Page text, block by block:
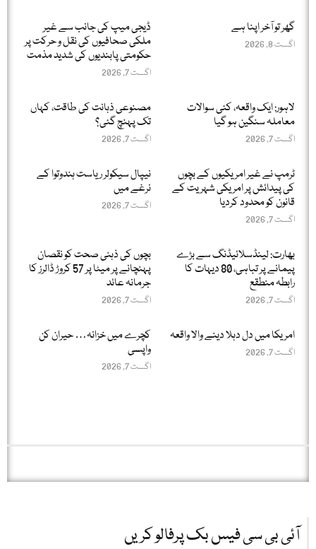
گھر تو آخر اپنا ہے
اگست 8, 2026
ڈیجی میپ کی جانب سے غیر
ملکی صحافیوں کی نقل و حرکت پر
حکومتی پابندیوں کی شدید مذمت
اگست 7, 2026
لاہور: ایک واقعہ، کئی سوالات
معاملہ سنگین ہو گیا
اگست 7, 2026
مصنوعی ذہانت کی طاقت، کہاں
تک پہنچ گئی؟
اگست 7, 2026
ٹرمپ نے غیر امریکیوں کے بچوں
کی پیدائش پر امریکی شہریت کے
قانون کو محدود کردیا
اگست 7, 2026
نیپال سیکولر ریاست ہندوتوا کے
نرغے میں
اگست 7, 2026
بھارت: لینڈسلائیڈنگ سے بڑے
پیمانے پر تباہی، 80 دیہات کا
رابطہ منطقع
اگست 7, 2026
بچوں کی ذہنی صحت کو نقصان
پہنچانے پر میٹا پر 57 کروڑ ڈالرز کا
جرمانہ عائد
اگست 7, 2026
امریکا میں دل دہلا دینے والا واقعہ
اگست 7, 2026
کچرے میں خزانہ… حیران کن
واپسی
اگست 7, 2026
آئی بی سی فیس بک پرفالو کریں